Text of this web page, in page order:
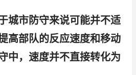
城市防守来说可能并不适
高部队的反应速度和移动
中，速度并不直接转化为